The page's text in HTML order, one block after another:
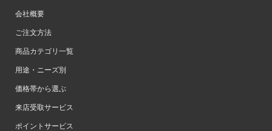
会社概要
ご注文方法
商品カテゴリ一覧
用途・ニーズ別
価格帯から選ぶ
来店受取サービス
ポイントサービス